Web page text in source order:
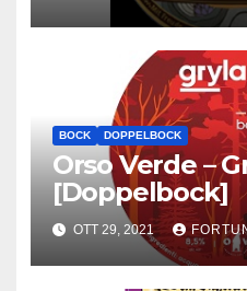
BOCK DOPPELBOCK
Orso Verde –
[Doppelbock]
OTT 29, 2021